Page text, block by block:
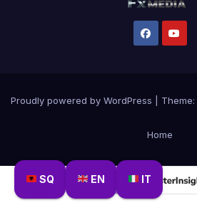
SQ EN IT
Proudly powered by WordPress Theme:
Home